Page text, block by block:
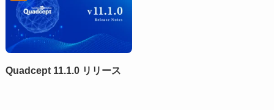
Quadcept 11.1.0 リリース